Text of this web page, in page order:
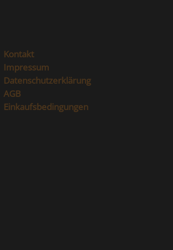
Kontakt
Impressum
Datenschutzerklärung
AGB
Einkaufsbedingungen